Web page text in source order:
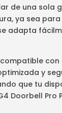
de una
ya sea
adapta
con
y
que tu
Doorbell Pro